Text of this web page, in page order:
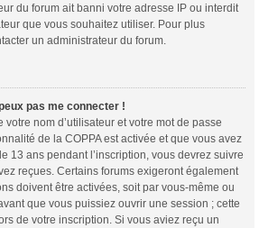
du forum ait banni votre adresse IP ou interdit
que vous souhaitez utiliser. Pour plus
un administrateur du forum.
pas me connecter !
nom d’utilisateur et votre mot de passe
de la COPPA est activée et que vous avez
13 ans pendant l’inscription, vous devrez suivre
reçues. Certains forums exigeront également
doivent être activées, soit par vous-même ou
que vous puissiez ouvrir une session ; cette
de votre inscription. Si vous aviez reçu un